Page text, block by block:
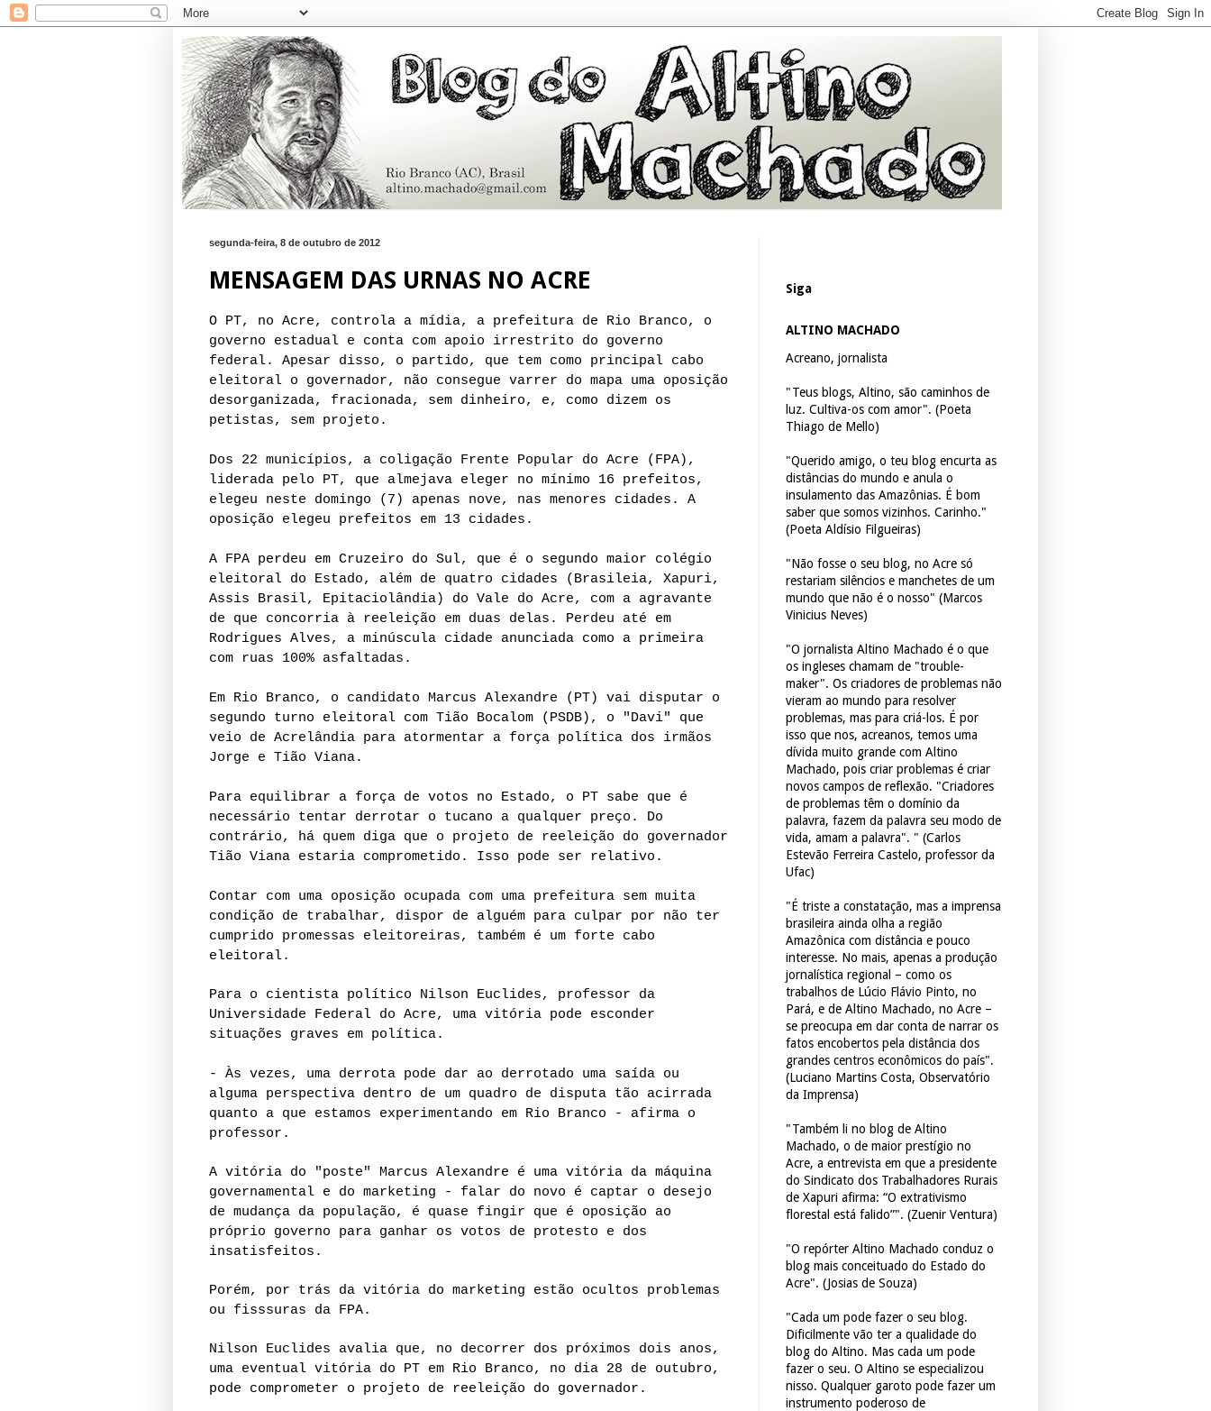
segunda-feira, 8 de outubro de 2012
MENSAGEM DAS URNAS NO ACRE
O PT, no Acre, controla a mídia, a prefeitura de Rio Branco, o
governo estadual e conta com apoio irrestrito do governo
federal. Apesar disso, o partido, que tem como principal cabo
eleitoral o governador, não consegue varrer do mapa uma oposição
desorganizada, fracionada, sem dinheiro, e, como dizem os
petistas, sem projeto.
Dos 22 municípios, a coligação Frente Popular do Acre (FPA),
liderada pelo PT, que almejava eleger no mínimo 16 prefeitos,
elegeu neste domingo (7) apenas nove, nas menores cidades. A
oposição elegeu prefeitos em 13 cidades.
A FPA perdeu em Cruzeiro do Sul, que é o segundo maior colégio
eleitoral do Estado, além de quatro cidades (Brasileia, Xapuri,
Assis Brasil, Epitaciolândia) do Vale do Acre, com a agravante
de que concorria à reeleição em duas delas. Perdeu até em
Rodrigues Alves, a minúscula cidade anunciada como a primeira
com ruas 100% asfaltadas.
Em Rio Branco, o candidato Marcus Alexandre (PT) vai disputar o
segundo turno eleitoral com Tião Bocalom (PSDB), o "Davi" que
veio de Acrelândia para atormentar a força política dos irmãos
Jorge e Tião Viana.
Para equilibrar a força de votos no Estado, o PT sabe que é
necessário tentar derrotar o tucano a qualquer preço. Do
contrário, há quem diga que o projeto de reeleição do governador
Tião Viana estaria comprometido. Isso pode ser relativo.
Contar com uma oposição ocupada com uma prefeitura sem muita
condição de trabalhar, dispor de alguém para culpar por não ter
cumprido promessas eleitoreiras, também é um forte cabo
eleitoral.
Para o cientista político Nilson Euclides, professor da
Universidade Federal do Acre, uma vitória pode esconder
situações graves em política.
- Às vezes, uma derrota pode dar ao derrotado uma saída ou
alguma perspectiva dentro de um quadro de disputa tão acirrada
quanto a que estamos experimentando em Rio Branco - afirma o
professor.
A vitória do "poste" Marcus Alexandre é uma vitória da máquina
governamental e do marketing - falar do novo é captar o desejo
de mudança da população, é quase fingir que é oposição ao
próprio governo para ganhar os votos de protesto e dos
insatisfeitos.
Porém, por trás da vitória do marketing estão ocultos problemas
ou fisssuras da FPA.
Nilson Euclides avalia que, no decorrer dos próximos dois anos,
uma eventual vitória do PT em Rio Branco, no dia 28 de outubro,
pode comprometer o projeto de reeleição do governador.
Siga
ALTINO MACHADO
Acreano, jornalista
"Teus blogs, Altino, são caminhos de
luz. Cultiva-os com amor". (Poeta
Thiago de Mello)
"Querido amigo, o teu blog encurta as
distâncias do mundo e anula o
insulamento das Amazônias. É bom
saber que somos vizinhos. Carinho."
(Poeta Aldísio Filgueiras)
"Não fosse o seu blog, no Acre só
restariam silêncios e manchetes de um
mundo que não é o nosso" (Marcos
Vinicius Neves)
"O jornalista Altino Machado é o que
os ingleses chamam de "trouble-
maker". Os criadores de problemas não
vieram ao mundo para resolver
problemas, mas para criá-los. É por
isso que nos, acreanos, temos uma
dívida muito grande com Altino
Machado, pois criar problemas é criar
novos campos de reflexão. "Criadores
de problemas têm o domínio da
palavra, fazem da palavra seu modo de
vida, amam a palavra". " (Carlos
Estevão Ferreira Castelo, professor da
Ufac)
"É triste a constatação, mas a imprensa
brasileira ainda olha a região
Amazônica com distância e pouco
interesse. No mais, apenas a produção
jornalística regional – como os
trabalhos de Lúcio Flávio Pinto, no
Pará, e de Altino Machado, no Acre –
se preocupa em dar conta de narrar os
fatos encobertos pela distância dos
grandes centros econômicos do país".
(Luciano Martins Costa, Observatório
da Imprensa)
"Também li no blog de Altino
Machado, o de maior prestígio no
Acre, a entrevista em que a presidente
do Sindicato dos Trabalhadores Rurais
de Xapuri afirma: “O extrativismo
florestal está falido”". (Zuenir Ventura)
"O repórter Altino Machado conduz o
blog mais conceituado do Estado do
Acre". (Josias de Souza)
"Cada um pode fazer o seu blog.
Dificilmente vão ter a qualidade do
blog do Altino. Mas cada um pode
fazer o seu. O Altino se especializou
nisso. Qualquer garoto pode fazer um
instrumento poderoso de